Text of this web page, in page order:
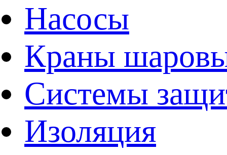
Насосы
Краны
Системы
Изоляция